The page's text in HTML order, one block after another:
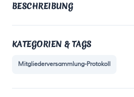
BESCHREIBUNG
KATEGORIEN & TAGS
Mitgliederversammlung-Protokoll